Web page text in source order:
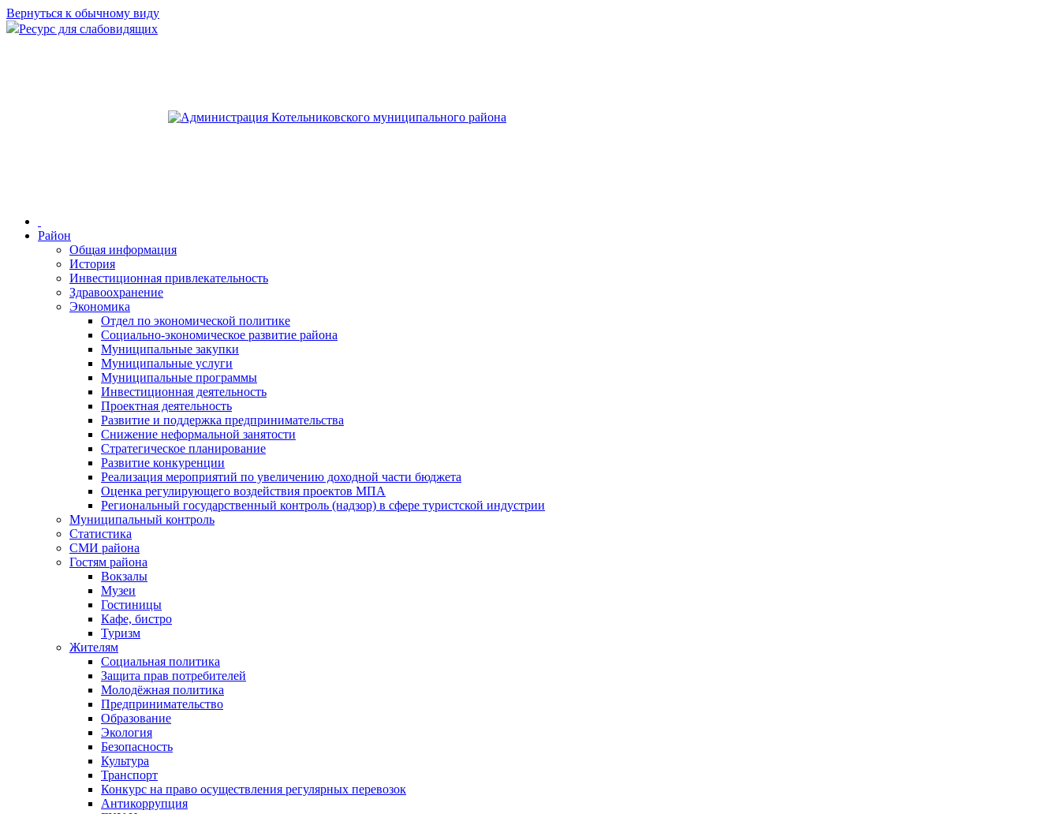
Вернуться к обычному виду
Ресурс для слабовидящих
Район
Общая информация
История
Инвестиционная привлекательность
Здравоохранение
Экономика
Отдел по экономической политике
Социально-экономическое развитие района
Муниципальные закупки
Муниципальные услуги
Муниципальные программы
Инвестиционная деятельность
Проектная деятельность
Развитие и поддержка предпринимательства
Снижение неформальной занятости
Стратегическое планирование
Развитие конкуренции
Реализация мероприятий по увеличению доходной части бюджета
Оценка регулирующего воздействия проектов МПА
Региональный государственный контроль (надзор) в сфере туристской индустрии
Муниципальный контроль
Статистика
СМИ района
Гостям района
Вокзалы
Музеи
Гостиницы
Кафе, бистро
Туризм
Жителям
Социальная политика
Защита прав потребителей
Молодёжная политика
Предпринимательство
Образование
Экология
Безопасность
Культура
Транспорт
Конкурс на право осуществления регулярных перевозок
Антикоррупция